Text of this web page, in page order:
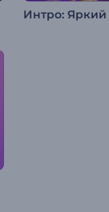
Интро: